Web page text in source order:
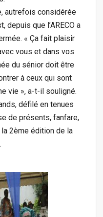
autrefois considérée
depuis que l’ARECO a
« Ça fait plaisir
vous et dans vos
du sénior doit être
à ceux qui sont
vie », a-t-il souligné.
défilé en tenues
de présents, fanfare,
2ème édition de la